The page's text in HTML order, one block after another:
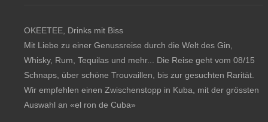
OKEETEE, Drinks mit Biss
Mit Liebe zu einer Genussreise durch die Welt des Gin,
Whisky, Rum, Tequilas und mehr... Die Reise geht vom 08/15
Schnaps, über schöne Trouvaillen, bis zur gesuchten Rarität.
Wir empfehlen einen Zwischenstopp in Kuba, mit der grössten
Auswahl an «el ron de Cuba»